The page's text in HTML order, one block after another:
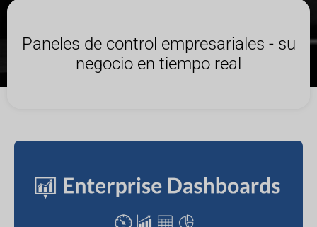
Paneles de control empresariales - su
negocio en tiempo real